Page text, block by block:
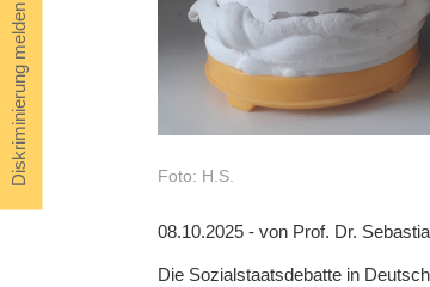
Diskriminierung melden Foto: H.S.
08.10.2025 - von Prof. Dr.
Die Sozialstaatsdebatte in